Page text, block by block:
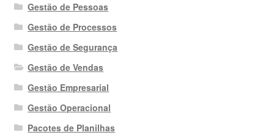
Gestão de Pessoas
Gestão de Processos
Gestão de Segurança
Gestão de Vendas
Gestão Empresarial
Gestão Operacional
Pacotes de Planilhas